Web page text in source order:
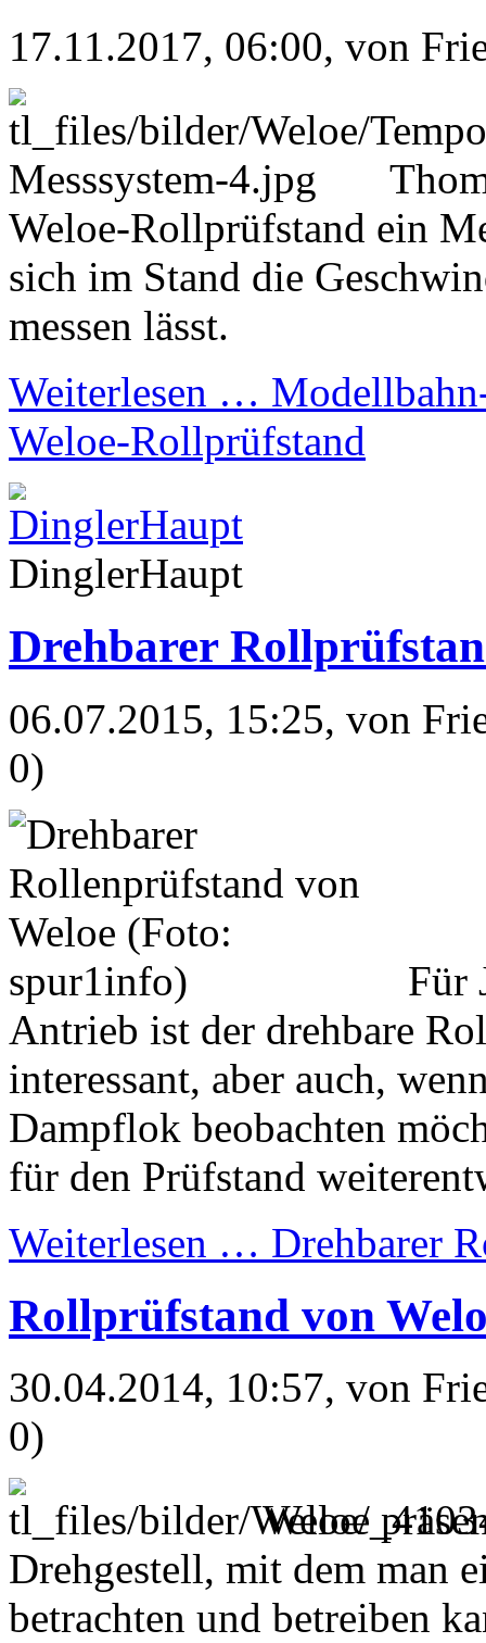
17.11.2017, 06:00, von
Weloe-Rollprüfstand ein
sich im Stand die
messen lässt.
Weiterlesen …
Weloe-Rollprüfstand
DinglerHaupt
Drehbarer
06.07.2015, 15:25, von
0)
Für
Antrieb ist der drehbare
interessant, aber auch,
Dampflok beobachten
für den Prüfstand
Weiterlesen … Drehbarer
Rollprüfstand von
30.04.2014, 10:57, von
0)
Weloe
Drehgestell, mit dem man
betrachten und betreiben